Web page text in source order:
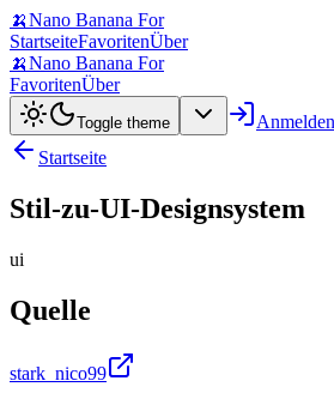
🍌Nano Banana For
StartseiteFavoritenÜber
🍌Nano Banana For
FavoritenÜber
Toggle theme
Anmelden
Startseite
Stil-zu-UI-Designsystem
ui
Quelle
stark_nico99